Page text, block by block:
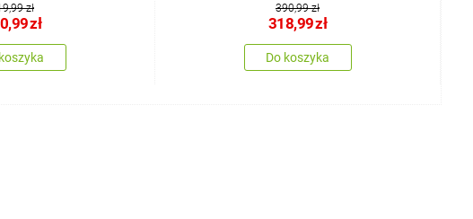
zł
zł
390,99 zł
318,99zł
Do koszyka